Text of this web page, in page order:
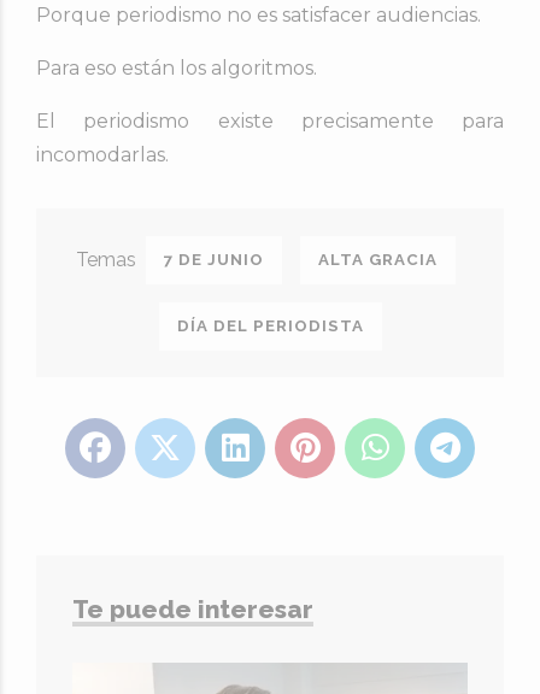
Porque periodismo no es satisfacer audiencias.
Para eso están los algoritmos.
El periodismo existe precisamente para
incomodarlas.
7 DE JUNIO ALTA GRACIA
DÍA DEL PERIODISTA
Te puede interesar